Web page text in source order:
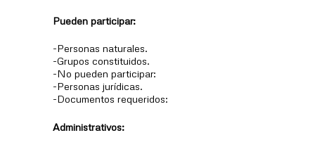
Pueden participar:
-Personas naturales.
-Grupos constituidos.
-No pueden participar:
-Personas jurídicas.
-Documentos requeridos:
Administrativos: